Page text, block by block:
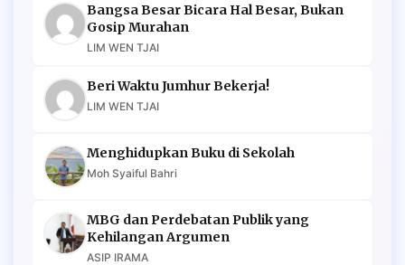
Bangsa Besar Bicara Hal Besar, Bukan
Gosip Murahan
LIM WEN TJAI
Beri Waktu Jumhur Bekerja!
LIM WEN TJAI
Menghidupkan Buku di Sekolah
Moh Syaiful Bahri
MBG dan Perdebatan Publik yang
Kehilangan Argumen
ASIP IRAMA